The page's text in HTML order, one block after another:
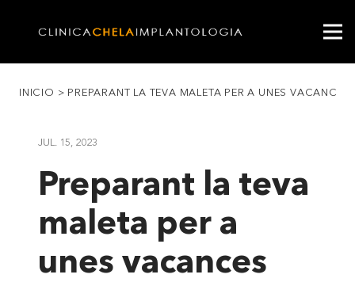
INICIO > PREPARANT LA TEVA MALETA PER A UNES
JUL. 15, 2023
Preparant la teva
maleta per a
unes vacances